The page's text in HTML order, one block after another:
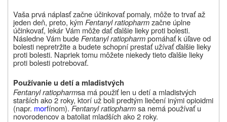
Vaša prvá náplasť začne účinkovať pomaly, môže to trvať až
jeden deň, preto, kým Fentanyl ratiopharmzačne úplne
účinkovať, lekár Vám môže dať ďalšie lieky proti bolesti.
Následne Vám bude Fentanyl ratiopharmpomáhať k úľave od
bolesti nepretržite a budete schopní prestať užívať ďalšie lieky
proti bolesti. Napriek tomu môžete niekedy tieto ďalšie lieky
proti bolesti potrebovať.
Používanie u detí a mladistvých
Fentanyl ratiopharmsa má použiť len u detí a mladistvých
starších ako 2 roky, ktorí už boli predtým liečení inými opioidmi
(napr. morfínom). Fentanyl ratiopharmsa nemá používať u
novorodencov a batoliat mladších ako 2 roky.